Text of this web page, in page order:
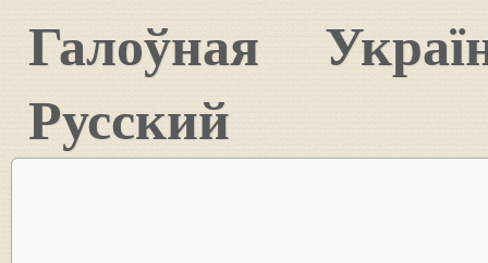
Галоўная
Русский